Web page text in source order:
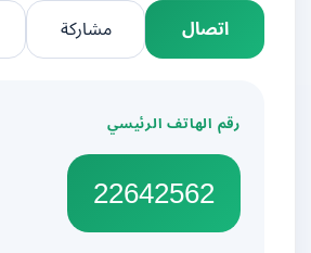
اتصال
مشاركة
رقم الهاتف الرئيسي
22642562